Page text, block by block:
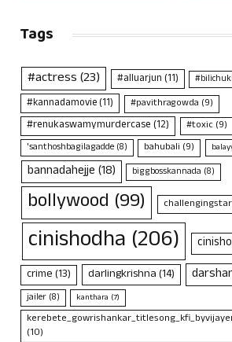
Tags
#actress(23) #alluarjun(11)
#kannadamovie(11) #pavithragowda (9)
#renukaswamymurdercase(12) #toxic(9)
'santhoshbagilagadde (8) bahubali (9)
bannadahejje(18) biggbosskannada (8)
bollywood (99)
cinishodha (206)
crime(13) darlingkrishna(14)
jailer (8) kanthara (7)
(10)